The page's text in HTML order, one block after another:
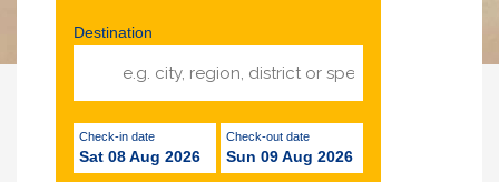
Destination
Check-in date
Sat 08 Aug 2026
Check-out date
Sun 09 Aug 2026